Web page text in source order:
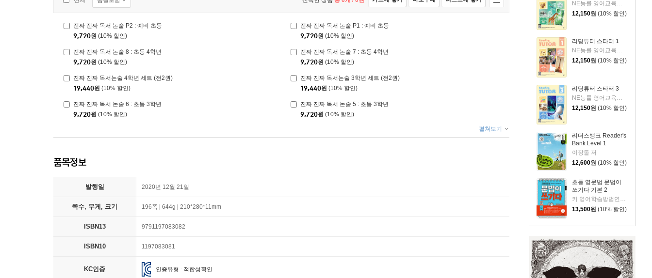
NE능률 영어교육연구소 저
12,150원 (10% 할인)
리딩튜터 스타터 1
NE능률 영어교육연구소 저
12,150원 (10% 할인)
리딩튜터 스타터 3
12,150원 (10% 할인)
리더스뱅크 Reader's
Bank Level 1
이장돌 저
12,600원 (10% 할인)
초등 영문법 문법이
쓰기다 기본 2
13,500원 (10% 할인)
진짜 진짜 독서 논술 P2 : 예비 초등
9,720원 (10% 할인)
진짜 진짜 독서 논술 P1 : 예비 초등
9,720원 (10% 할인)
진짜 진짜 독서 논술 8 : 초등 4학년
9,720원 (10% 할인)
진짜 진짜 독서 논술 7 : 초등 4학년
9,720원 (10% 할인)
진짜 진짜 독서논술 4학년 세트 (전2권)
19,440원 (10% 할인)
진짜 진짜 독서논술 3학년 세트 (전2권)
19,440원 (10% 할인)
진짜 진짜 독서 논술 6 : 초등 3학년
9,720원 (10% 할인)
진짜 진짜 독서 논술 5 : 초등 3학년
9,720원 (10% 할인)
펼쳐보기
품목정보
발행일 2020년 12월 21일
쪽수, 무게, 크기 196쪽 | 644g | 210*280*11mm
ISBN13 9791197083082
ISBN10 1197083081
KC인증 인증유형 : 적합성확인